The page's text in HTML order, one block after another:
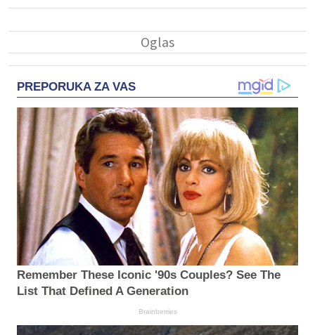
PREPORUKA ZA VAS
Remember These Iconic '90s Couples? See The
List That Defined A Generation
Brainberries